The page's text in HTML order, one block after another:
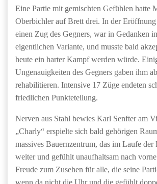
Eine Partie mit gemischten Gefühlen hatte
Oberbichler auf Brett drei. In der Eröffnung
einen Zug des Gegners, war in Gedanken
eigentlichen Variante, und musste bald
heute ein harter Kampf werden würde.
Ungenauigkeiten des Gegners gaben ihm
rehabilitieren. Intensive 17 Züge endeten
friedlichen Punkteteilung.
Nerven aus Stahl bewies Karl Senfter am
„Charly“ erspielte sich bald gehörigen
massives Bauernzentrum, das im Laufe der
weiter und gefühlt unaufhaltsam nach
Freude zum Zusehen für alle, die seine